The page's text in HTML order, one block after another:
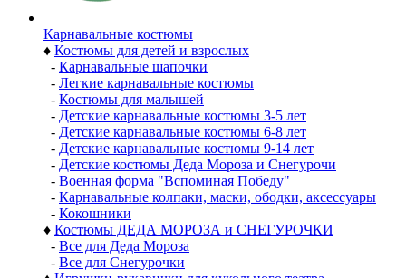
Карнавальные костюмы
♦ Костюмы для детей и взрослых
- Карнавальные шапочки
- Легкие карнавальные костюмы
- Костюмы для малышей
- Детские карнавальные костюмы 3-5 лет
- Детские карнавальные костюмы 6-8 лет
- Детские карнавальные костюмы 9-14 лет
- Детские костюмы Деда Мороза и Снегурочи
- Военная форма "Вспоминая Победу"
- Карнавальные колпаки, маски, ободки, аксессуары
- Кокошники
♦ Костюмы ДЕДА МОРОЗА и СНЕГУРОЧКИ
- Все для Деда Мороза
- Все для Снегурочки